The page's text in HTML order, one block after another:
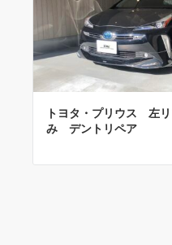
トヨタ・プリウス 左
み デントリペア